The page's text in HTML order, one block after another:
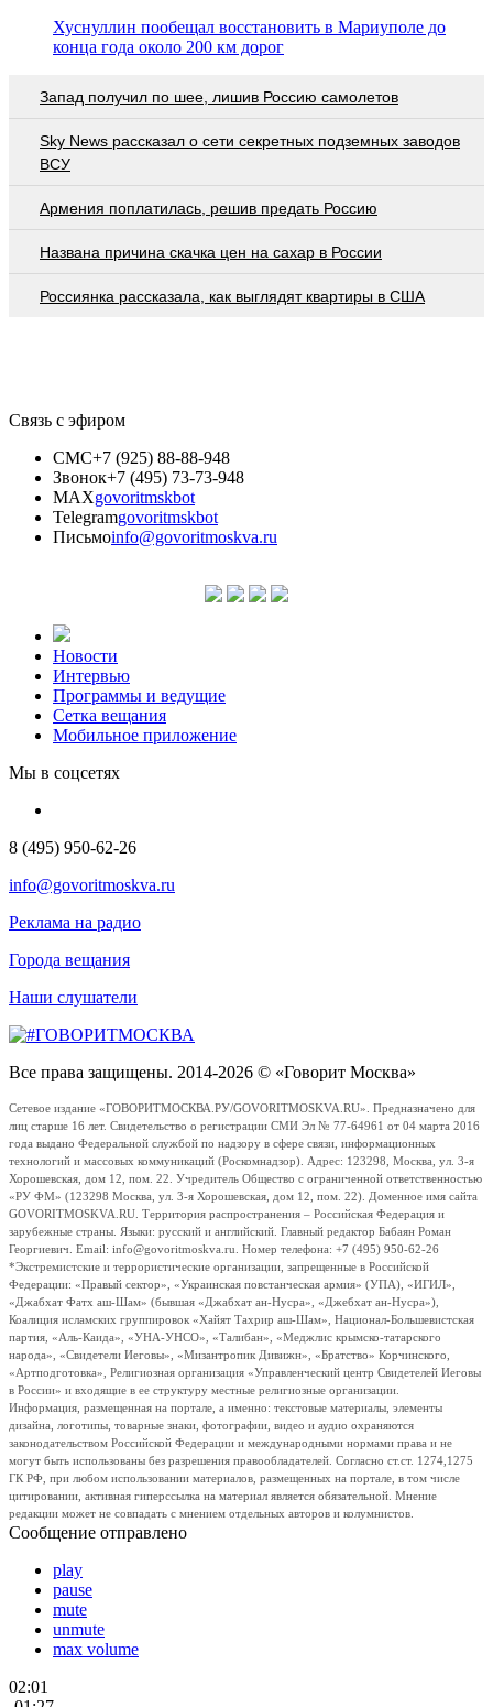
Хуснуллин пообещал восстановить в Мариуполе до
конца года около 200 км дорог
Запад получил по шее, лишив Россию самолетов
Sky News рассказал о сети секретных подземных заводов
ВСУ
Армения поплатилась, решив предать Россию
Названа причина скачка цен на сахар в России
Россиянка рассказала, как выглядят квартиры в США
Связь с эфиром
СМС+7 (925) 88-88-948
Звонок+7 (495) 73-73-948
MAXgovoritmskbot
Telegramgovoritmskbot
Письмоinfo@govoritmoskva.ru
Новости
Интервью
Программы и ведущие
Сетка вещания
Мобильное приложение
Мы в соцсетях
8 (495) 950-62-26
info@govoritmoskva.ru
Реклама на радио
Города вещания
Наши слушатели
Все права защищены. 2014-2026 © «Говорит Москва»
Сетевое издание «ГОВОРИТМОСКВА.РУ/GOVORITMOSKVA.RU». Предназначено для
лиц старше 16 лет. Свидетельство о регистрации СМИ Эл № 77-64961 от 04 марта 2016
года выдано Федеральной службой по надзору в сфере связи, информационных
технологий и массовых коммуникаций (Роскомнадзор). Адрес: 123298, Москва, ул. 3-я
Хорошевская, дом 12, пом. 22. Учредитель Общество с ограниченной ответственностью
«РУ ФМ» (123298 Москва, ул. 3-я Хорошевская, дом 12, пом. 22). Доменное имя сайта
GOVORITMOSKVA.RU. Территория распространения – Российская Федерация и
зарубежные страны. Языки: русский и английский. Главный редактор Бабаян Роман
Георгиевич. Email: info@govoritmoskva.ru. Номер телефона: +7 (495) 950-62-26
*Экстремистские и террористические организации, запрещенные в Российской
Федерации: «Правый сектор», «Украинская повстанческая армия» (УПА), «ИГИЛ»,
«Джабхат Фатх аш-Шам» (бывшая «Джабхат ан-Нусра», «Джебхат ан-Нусра»),
Коалиция исламских группировок «Хайят Тахрир аш-Шам», Национал-Большевистская
партия, «Аль-Каида», «УНА-УНСО», «Талибан», «Меджлис крымско-татарского
народа», «Свидетели Иеговы», «Мизантропик Дивижн», «Братство» Корчинского,
«Артподготовка», Религиозная организация «Управленческий центр Свидетелей Иеговы
в России» и входящие в ее структуру местные религиозные организации.
Информация, размещенная на портале, а именно: текстовые материалы, элементы
дизайна, логотипы, товарные знаки, фотографии, видео и аудио охраняются
законодательством Российской Федерации и международными нормами права и не
могут быть использованы без разрешения правообладателей. Согласно ст.ст. 1274,1275
ГК РФ, при любом использовании материалов, размещенных на портале, в том числе
цитировании, активная гиперссылка на материал является обязательной. Мнение
редакции может не совпадать с мнением отдельных авторов и колумнистов.
Сообщение отправлено
play
pause
mute
unmute
max volume
02:01